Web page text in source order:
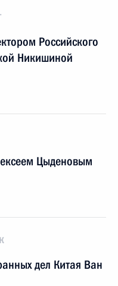
Российского
Никишиной
Цыденовым
дел Китая Ван